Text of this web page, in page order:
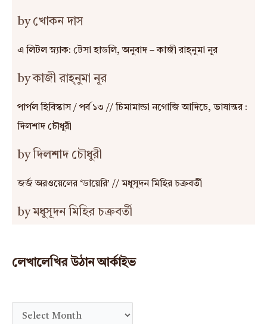
by খোকন দাস
এ লিটল স্ন্যাক: টেসা হাডলি, অনুবাদ – কাজী রাহ্‌নুমা নূর
by কাজী রাহ্‌নুমা নূর
পার্পল হিবিস্কাস / পর্ব ১৩ // চিমামান্ডা নগোজি আদিচে, ভাষান্তর :
দিলশাদ চৌধুরী
by দিলশাদ চৌধুরী
জর্জ অরওয়েলের ‘ডায়েরি’ // মধুসূদন মিহির চক্রবর্তী
by মধুসূদন মিহির চক্রবর্তী
লেখালেখির উঠান আর্কাইভ